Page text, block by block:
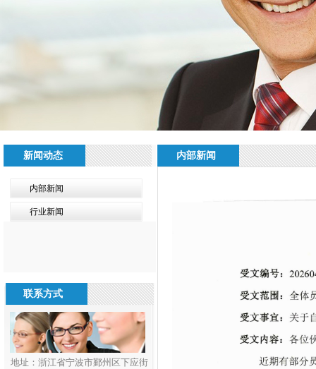
新闻动态
内部新闻
行业新闻
联系方式
地址：浙江省宁波市鄞州区下应街
内部新闻